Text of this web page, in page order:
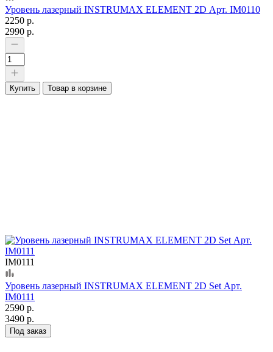
Уровень лазерный INSTRUMAX ELEMENT 2D Арт. IM0110
2250 р.
2990 р.
Купить Товар в корзине
IM0111
Уровень лазерный INSTRUMAX ELEMENT 2D Set Арт.
IM0111
2590 р.
3490 р.
Под заказ